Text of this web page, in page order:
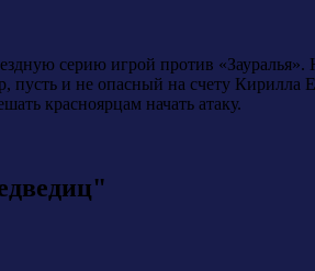
серию игрой против «Зауралья».
пусть и не опасный на счету
красноярцам начать атаку.